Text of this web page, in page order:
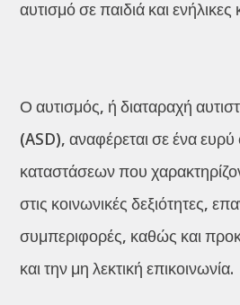
αυτισμό σε παιδιά και ενήλικες
Ο αυτισμός, ή διαταραχή
(ASD), αναφέρεται σε ένα
καταστάσεων που
στις κοινωνικές δεξιότητες,
συμπεριφορές, καθώς και
και την μη λεκτική επικοινωνία.